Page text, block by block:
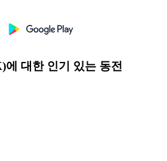
대한 인기 있는 동전